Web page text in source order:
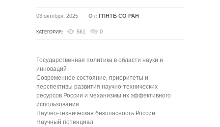
03 октября, 2025 От: ГПНТБ СО РАН
КАТЕГОРИЯ: 561 0
Государственная политика в области науки и
инноваций
Современное состояние, приоритеты и
перспективы развития научно-технических
ресурсов России и механизмы их эффективного
использования
Научно-техническая безопасность России
Научный потенциал